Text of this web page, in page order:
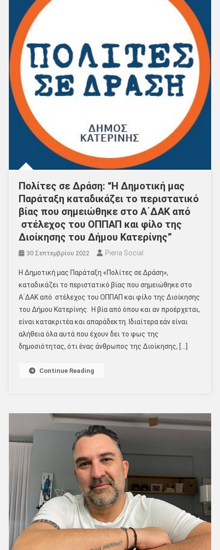
Πολίτες σε Δράση: “Η Δημοτική μας
Παράταξη καταδικάζει το περιστατικό
βίας που σημειώθηκε στο Α΄ΔΑΚ από
στέλεχος του ΟΠΠΑΠ και φίλο της
Διοίκησης του Δήμου Κατερίνης”
30 Σεπτεμβρίου 2022 Pieria Social
Η Δημοτική μας Παράταξη «Πολίτες σε Δράση»,
καταδικάζει το περιστατικό βίας που σημειώθηκε στο
Α΄ΔΑΚ από στέλεχος του ΟΠΠΑΠ και φίλο της Διοίκησης
του Δήμου Κατερίνης. Η βία από όπου και αν προέρχεται,
είναι κατακριτέα και απαράδεκτη. Ιδιαίτερα εάν είναι
αλήθεια όλα αυτά που έχουν δει το φως της
δημοσιότητας, ότι ένας άνθρωπος της Διοίκησης, […]
Continue Reading